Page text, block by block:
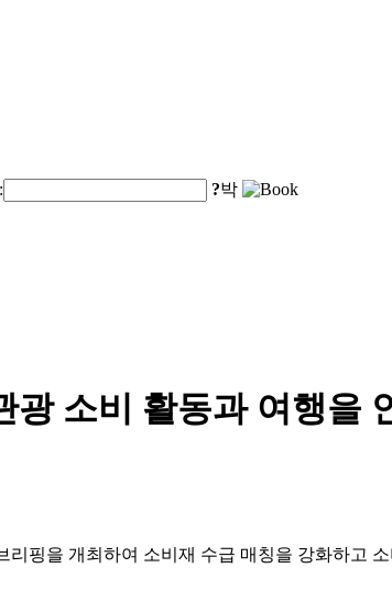
?박
광 소비 활동과 여행을
리핑을 개최하여 소비재 수급 매칭을 강화하고